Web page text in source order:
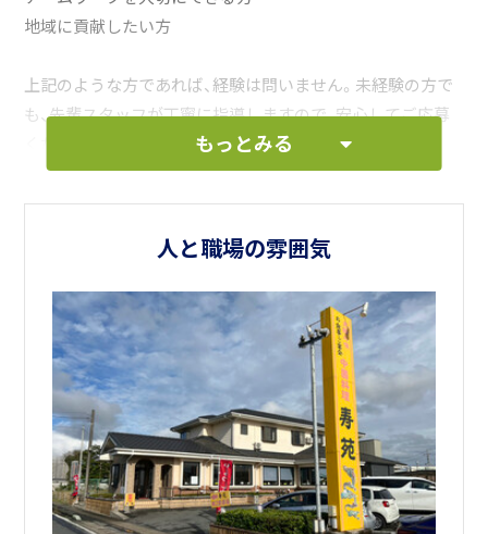
地域に貢献したい方
上記のような方であれば、経験は問いません。未経験の方で
も、先輩スタッフが丁寧に指導しますので、安心してご応募
「寿苑」で働くということは、単に料理を作る、接客をすると
だき、笑顔になっていただく。その瞬間に立ち会える、やりが
いのある仕事です。
私たちと一緒に、「寿苑」の味と笑顔を、さらに多くのお客様
に届けていきませんか？
あなたからのご応募を、心よりお待ちしております！
もっとみる
人と職場の雰囲気